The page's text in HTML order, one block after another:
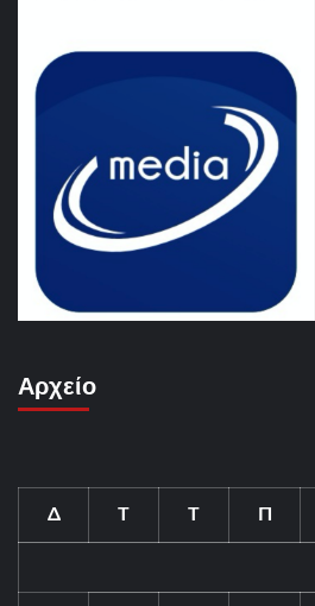
Αρχείο
Δ Τ Τ Π